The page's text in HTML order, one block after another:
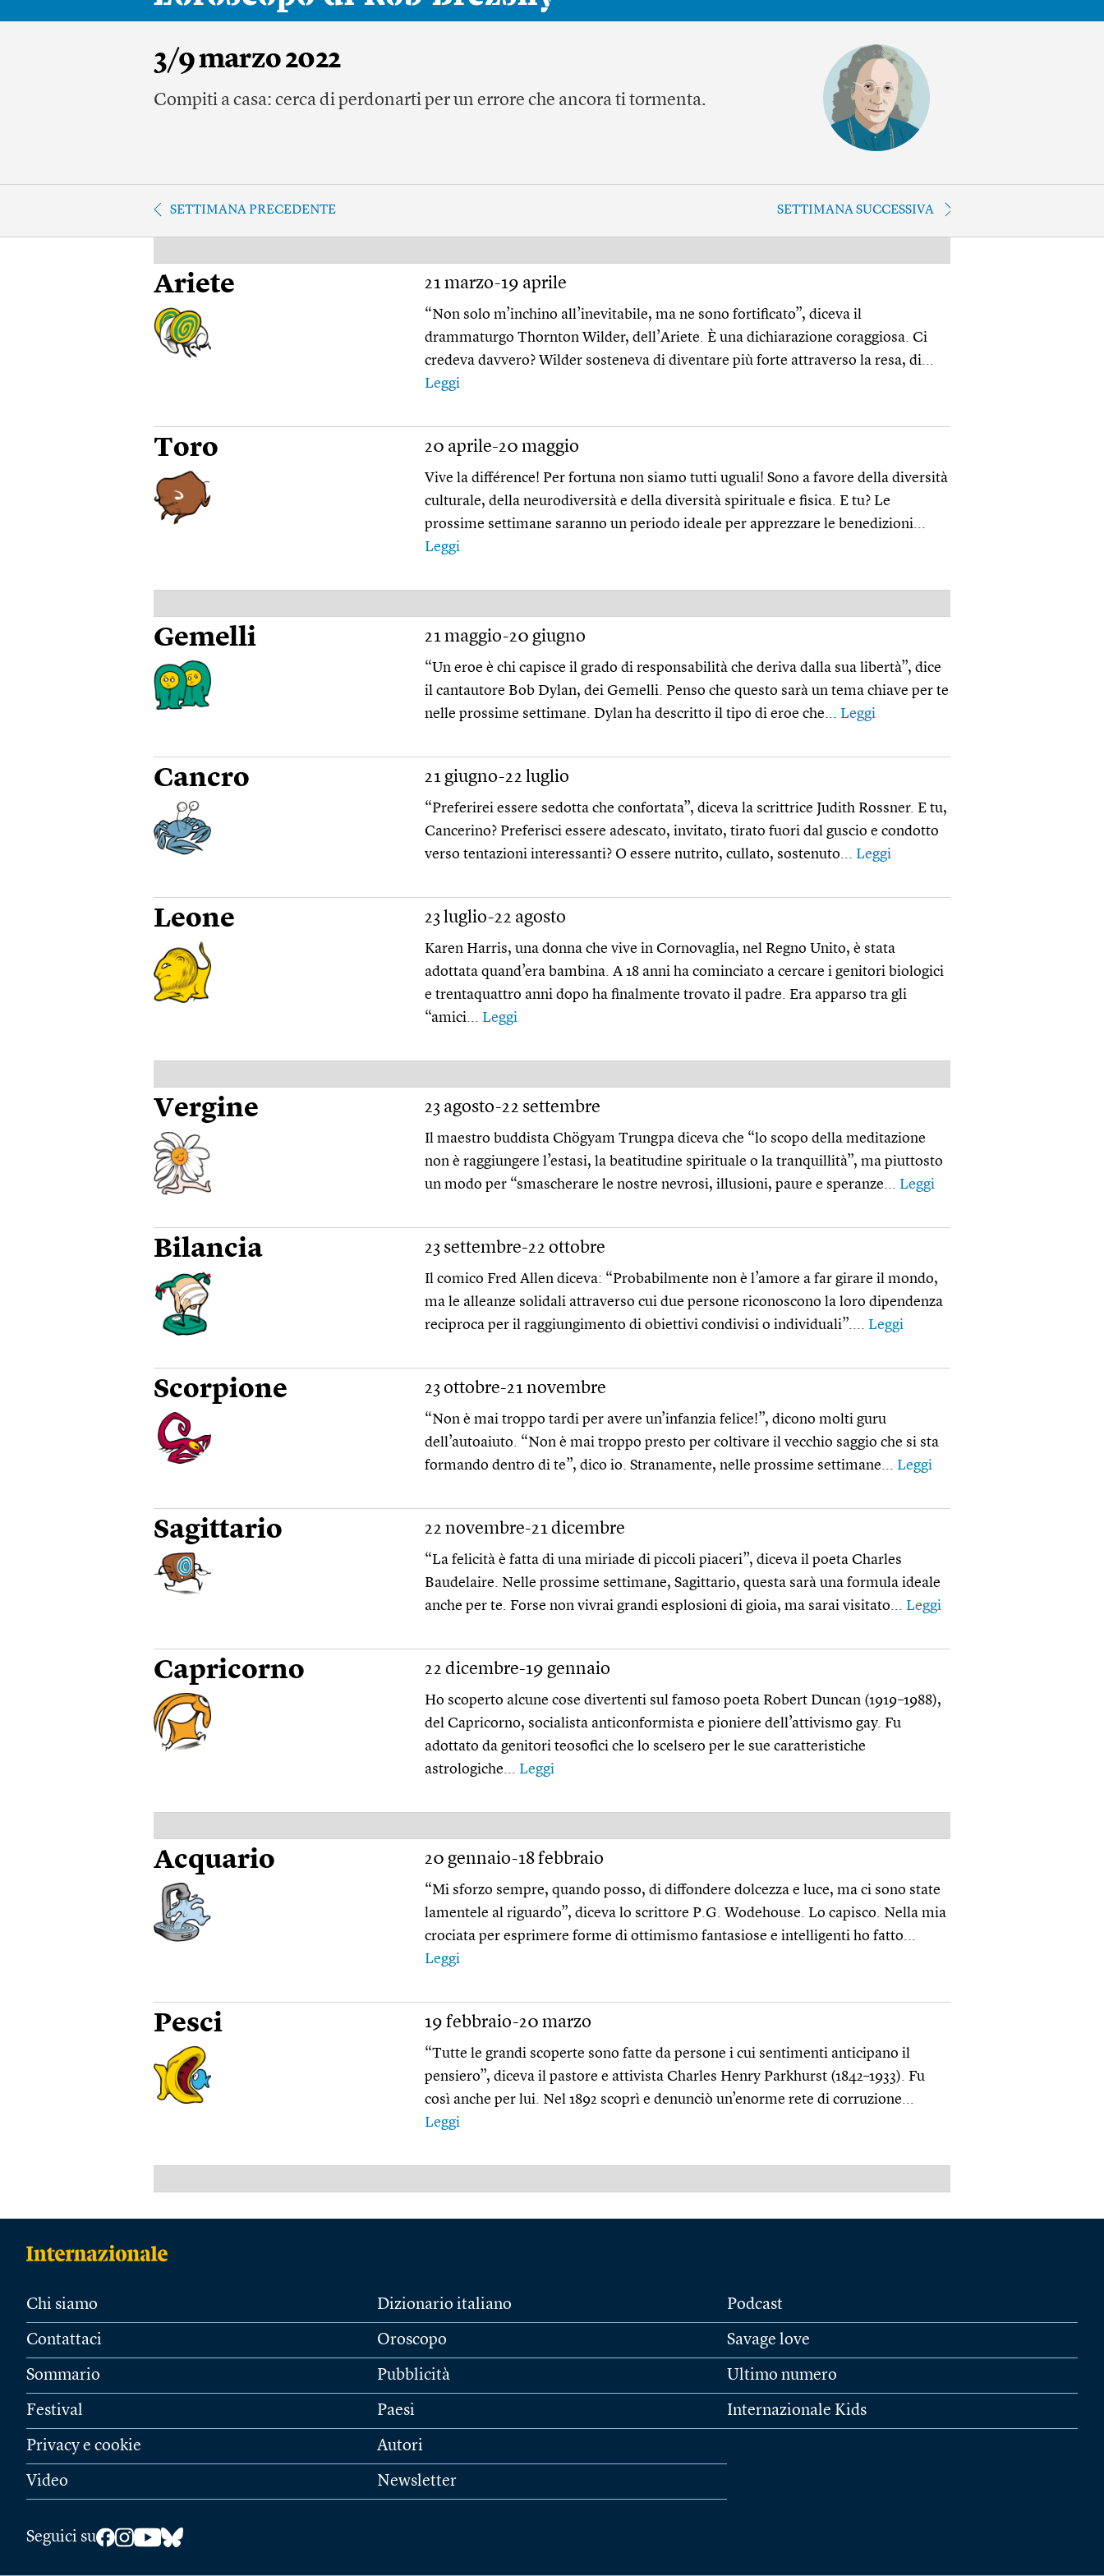
3/9 marzo 2022
Compiti a casa: cerca di perdonarti per un errore che ancora ti tormenta.
SETTIMANA PRECEDENTE SETTIMANA SUCCESSIVA
Ariete 21 marzo-19 aprile
“Non solo m’inchino all’inevitabile, ma ne sono fortificato”, diceva il
drammaturgo Thornton Wilder, dell’Ariete. È una dichiarazione coraggiosa. Ci
credeva davvero? Wilder sosteneva di diventare più forte attraverso la resa, di...
Leggi
Toro 20 aprile-20 maggio
Vive la différence! Per fortuna non siamo tutti uguali! Sono a favore della diversità
culturale, della neurodiversità e della diversità spirituale e fisica. E tu? Le
prossime settimane saranno un periodo ideale per apprezzare le benedizioni...
Leggi
Gemelli 21 maggio-20 giugno
“Un eroe è chi capisce il grado di responsabilità che deriva dalla sua libertà”, dice
il cantautore Bob Dylan, dei Gemelli. Penso che questo sarà un tema chiave per te
nelle prossime settimane. Dylan ha descritto il tipo di eroe che... Leggi
Cancro 21 giugno-22 luglio
“Preferirei essere sedotta che confortata”, diceva la scrittrice Judith Rossner. E tu,
Cancerino? Preferisci essere adescato, invitato, tirato fuori dal guscio e condotto
verso tentazioni interessanti? O essere nutrito, cullato, sostenuto... Leggi
Leone 23 luglio-22 agosto
Karen Harris, una donna che vive in Cornovaglia, nel Regno Unito, è stata
adottata quand’era bambina. A 18 anni ha cominciato a cercare i genitori biologici
e trentaquattro anni dopo ha finalmente trovato il padre. Era apparso tra gli
“amici... Leggi
Vergine 23 agosto-22 settembre
Il maestro buddista Chögyam Trungpa diceva che “lo scopo della meditazione
non è raggiungere l’estasi, la beatitudine spirituale o la tranquillità”, ma piuttosto
un modo per “smascherare le nostre nevrosi, illusioni, paure e speranze... Leggi
Bilancia 23 settembre-22 ottobre
Il comico Fred Allen diceva: “Probabilmente non è l’amore a far girare il mondo,
ma le alleanze solidali attraverso cui due persone riconoscono la loro dipendenza
reciproca per il raggiungimento di obiettivi condivisi o individuali”.... Leggi
Scorpione 23 ottobre-21 novembre
“Non è mai troppo tardi per avere un’infanzia felice!”, dicono molti guru
dell’autoaiuto. “Non è mai troppo presto per coltivare il vecchio saggio che si sta
formando dentro di te”, dico io. Stranamente, nelle prossime settimane... Leggi
Sagittario 22 novembre-21 dicembre
“La felicità è fatta di una miriade di piccoli piaceri”, diceva il poeta Charles
Baudelaire. Nelle prossime settimane, Sagittario, questa sarà una formula ideale
anche per te. Forse non vivrai grandi esplosioni di gioia, ma sarai visitato... Leggi
Capricorno 22 dicembre-19 gennaio
Ho scoperto alcune cose divertenti sul famoso poeta Robert Duncan (1919–1988),
del Capricorno, socialista anticonformista e pioniere dell’attivismo gay. Fu
adottato da genitori teosofici che lo scelsero per le sue caratteristiche
astrologiche... Leggi
Acquario 20 gennaio-18 febbraio
“Mi sforzo sempre, quando posso, di diffondere dolcezza e luce, ma ci sono state
lamentele al riguardo”, diceva lo scrittore P.G. Wodehouse. Lo capisco. Nella mia
crociata per esprimere forme di ottimismo fantasiose e intelligenti ho fatto...
Leggi
Pesci 19 febbraio-20 marzo
“Tutte le grandi scoperte sono fatte da persone i cui sentimenti anticipano il
pensiero”, diceva il pastore e attivista Charles Henry Parkhurst (1842–1933). Fu
così anche per lui. Nel 1892 scoprì e denunciò un’enorme rete di corruzione...
Leggi
Chi siamo
Contattaci
Sommario
Festival
Privacy e cookie
Video
Dizionario italiano
Oroscopo
Pubblicità
Paesi
Autori
Newsletter
Podcast
Savage love
Ultimo numero
Internazionale Kids
Seguici su